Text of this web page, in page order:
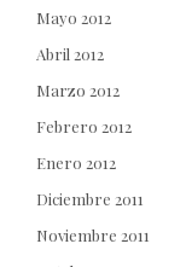
Mayo 2012
Abril 2012
Marzo 2012
Febrero 2012
Enero 2012
Diciembre 2011
Noviembre 2011